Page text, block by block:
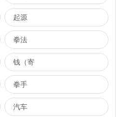
起源
拳法
钱（寄
拳手
汽车